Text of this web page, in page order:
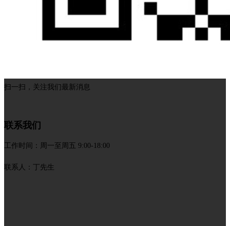
扫一扫，关注我们最新消息
联系我们
工作时间：周一至周五 9:00-18:00
联系人：丁先生